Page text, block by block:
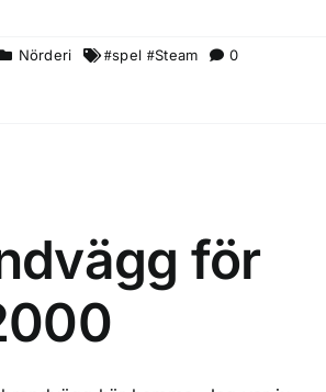
Nörderi spel Steam
0
för